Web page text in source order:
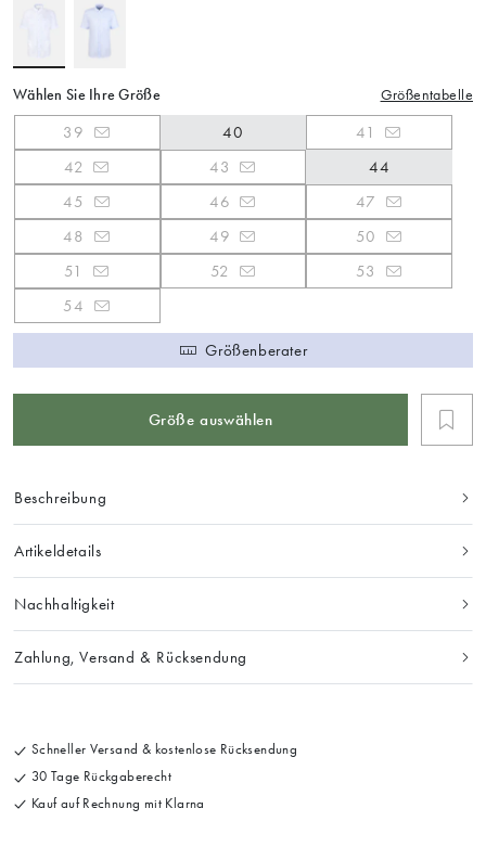
Wählen Sie Ihre Größe Größentabelle
39 40
41
42
43
44
45
46
47
48
49
50
51
52
53
54
Größenberater
Größe auswählen
Beschreibung
Artikeldetails
Nachhaltigkeit
Zahlung, Versand & Rücksendung
Schneller Versand & kostenlose Rücksendung
30 Tage Rückgaberecht
Kauf auf Rechnung mit Klarna